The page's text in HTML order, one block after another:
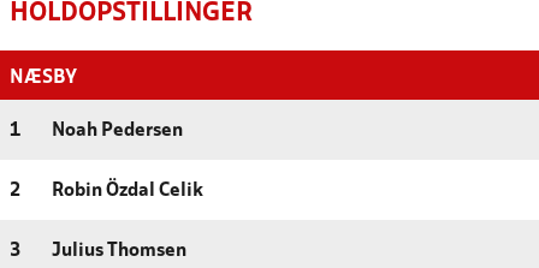
HOLDOPSTILLINGER
NÆSBY
1 Noah Pedersen
2 Robin Özdal Celik
3 Julius Thomsen